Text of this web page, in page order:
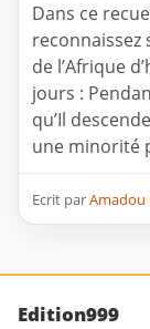
Dans ce
reconnaissez
de l’Afrique
jours :
qu’Il
une minorité
Ecrit parAmadou
Edition999